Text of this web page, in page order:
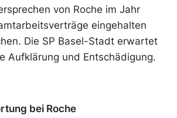
von Roche im Jahr
eingehalten
Die SP Basel-Stadt erwartet
Aufklärung und Entschädigung.
bei Roche